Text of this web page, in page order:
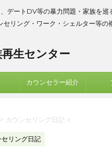
デートDV等の暴力問題・家族を巡
セリング・ワーク・シェルター等の
再生センター
カウンセラー紹介
> カウンセリング日記 >
セリング日記